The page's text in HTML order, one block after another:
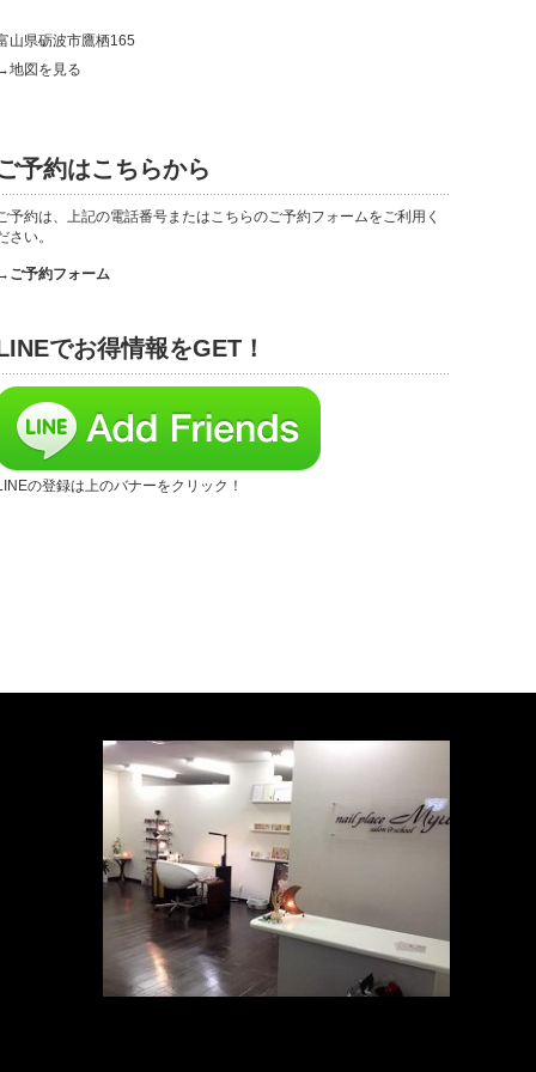
山県砺波市鷹栖165
地図を見る
予約はこちらから
予約は、上記の電話番号またはこちらのご予約フォームをご利用く
さい。
ご予約フォーム
でお得情報をGET！
の登録は上のバナーをクリック！